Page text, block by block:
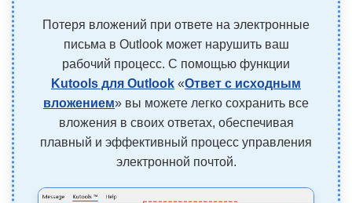
Потеря вложений при ответе на электронные
письма в Outlook может нарушить ваш
рабочий процесс. С помощью функции
Kutools для Outlook «Ответ с исходным
вложением» вы можете легко сохранить все
вложения в своих ответах, обеспечивая
плавный и эффективный процесс управления
электронной почтой.